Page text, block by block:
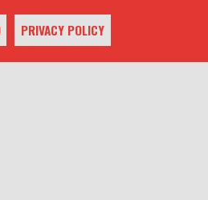
svolti i tre
le sue
PRIVACY POLICY